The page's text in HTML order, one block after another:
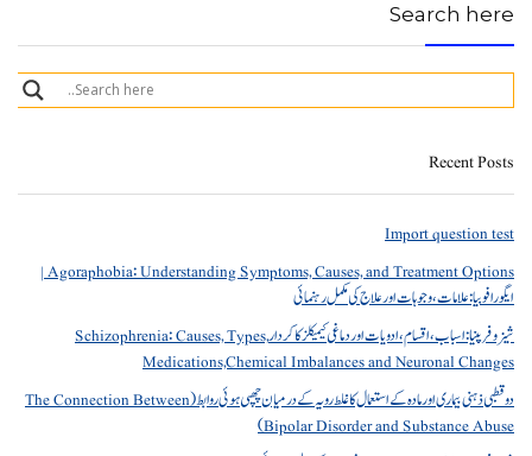
Search here
Recent Posts
Import question test
Agoraphobia: Understanding Symptoms, Causes, and Treatment Options |
ایگورافوبیا: علامات، وجوہات اور علاج کی مکمل رہنمائی
شیزوفرینیا: اسباب، اقسام، ادویات اور دماغی کیمیکلز کا کردار Schizophrenia: Causes, Types,
Medications,Chemical Imbalances and Neuronal Changes
دو قطبی ذہنی بیماری اور مادہ کے استعمال کا غلط رویہ کے درمیان چھپی ہوئی روابط (The Connection Between
Bipolar Disorder and Substance Abuse)